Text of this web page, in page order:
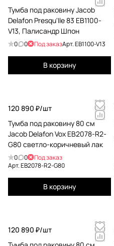
Тумба под раковину Jacob
Delafon Presqu'Ile 83 EB1100-
V13, Палисандр Шпон
0 0 Под заказАрт.EB1100-V13
В корзину
120 890 ₽/шт
Тумба под раковину 80 см
Jacob Delafon Vox EB2078-R2-
G80 светло-коричневый лак
0 0
Под заказ
Арт.EB2078-R2-G80
В корзину
120 890 ₽/шт